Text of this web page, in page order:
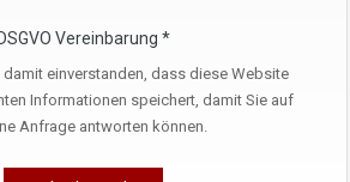
DSGVO Vereinbarung *
damit einverstanden, dass diese Website
Informationen speichert, damit Sie auf
Anfrage antworten können.